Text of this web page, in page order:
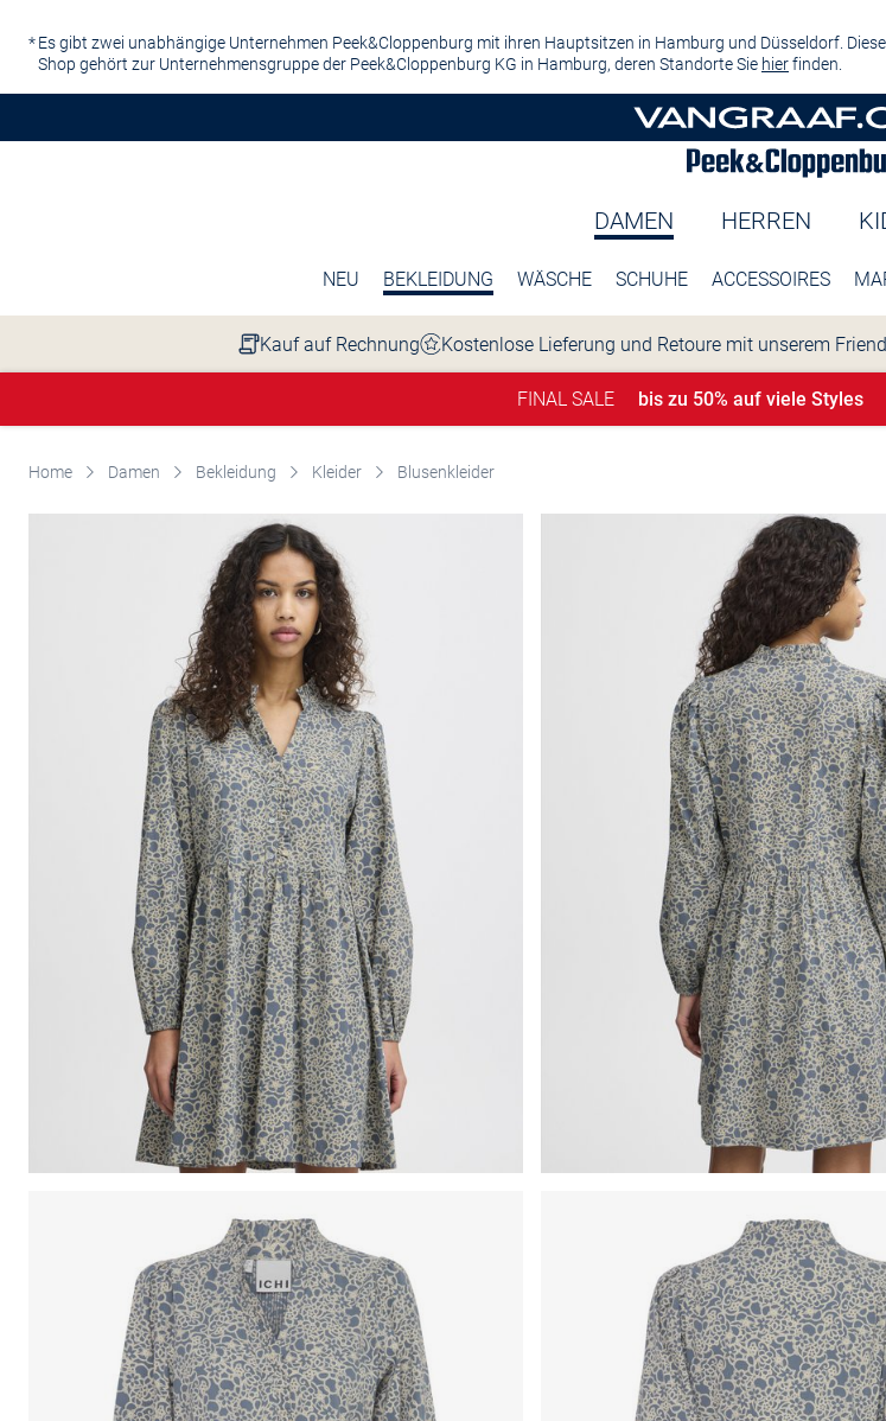
Es gibt zwei unabhängige Unternehmen Peek&Cloppenburg mit ihren Hauptsitzen in Hamburg und Düsseldorf.
Shop gehört zur Unternehmensgruppe der Peek&Cloppenburg KG in Hamburg, deren Standorte Sie hierfinden.
DAMEN HERREN
NEU BEKLEIDUNG WÄSCHE SCHUHE ACCESSOIRES
Kauf auf Rechnung Kostenlose Lieferung und Retoure mit unserem
FINAL SALE bis zu 50% auf viele Styles
Home Damen Bekleidung Kleider Blusenkleider